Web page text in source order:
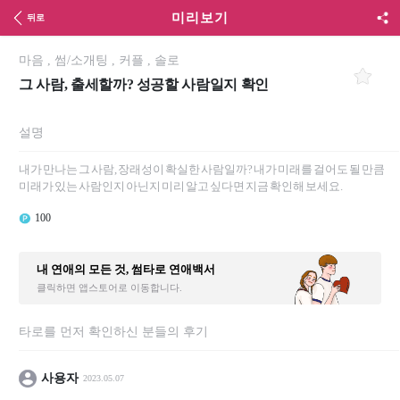
뒤로 미리보기
마음 , 썸/소개팅 , 커플 , 솔로
그 사람, 출세할까? 성공할 사람일지 확인
설명
내가 만나는 그 사람, 장래성이 확실한 사람일까? 내가 미래를 걸어도 될 만큼
미래가 있는 사람인지 아닌지 미리 알고 싶다면 지금 확인해 보세요.
100
내 연애의 모든 것, 썸타로 연애백서
클릭하면 앱스토어로 이동합니다.
타로를 먼저 확인하신 분들의 후기
사용자 2023.05.07